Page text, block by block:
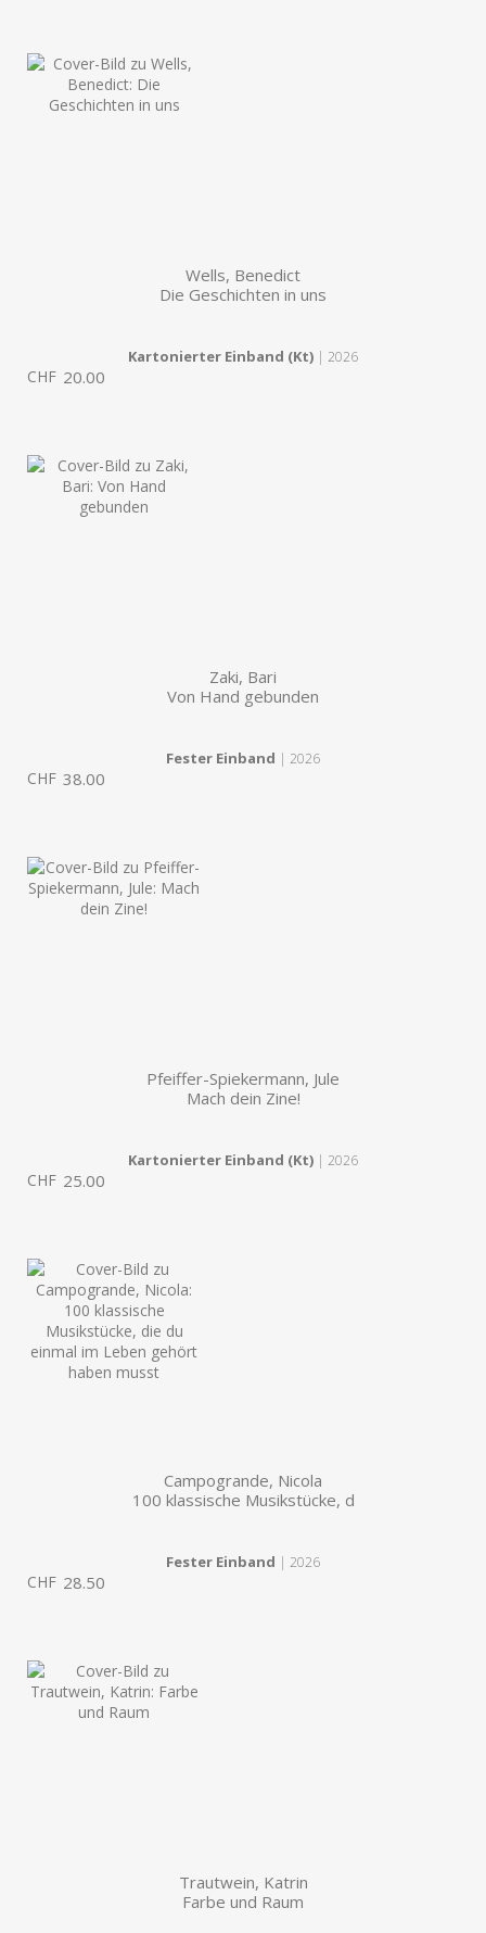
Wells, Benedict
Die Geschichten in uns
Kartonierter Einband (Kt) | 2026
CHF 20.00
Zaki, Bari
Von Hand gebunden
Fester Einband | 2026
CHF 38.00
Pfeiffer-Spiekermann, Jule
Mach dein Zine!
Kartonierter Einband (Kt) | 2026
CHF 25.00
Campogrande, Nicola
100 klassische Musikstücke, d
Fester Einband | 2026
CHF 28.50
Trautwein, Katrin
Farbe und Raum